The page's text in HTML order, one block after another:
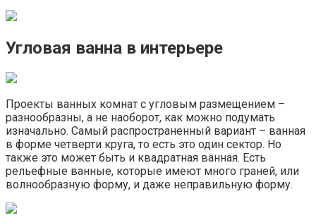
Угловая ванна в интерьере
Проекты ванных комнат с угловым размещением –
разнообразны, а не наоборот, как можно подумать
изначально. Самый распространенный вариант – ванная
в форме четверти круга, то есть это один сектор. Но
также это может быть и квадратная ванная. Есть
рельефные ванные, которые имеют много граней, или
волнообразную форму, и даже неправильную форму.